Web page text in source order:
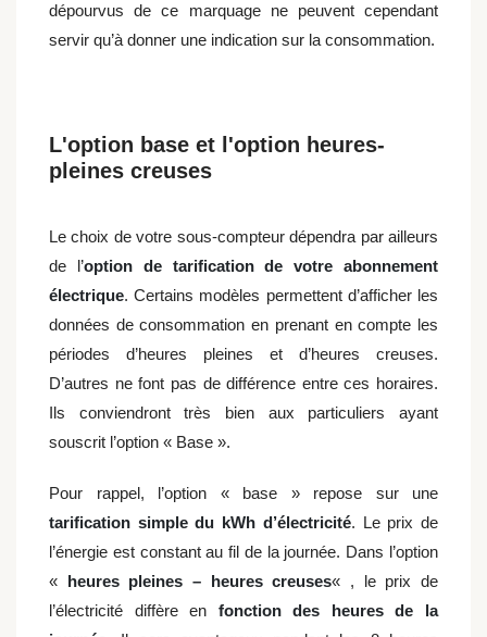
dépourvus de ce marquage ne peuvent cependant
servir qu’à donner une indication sur la consommation.
L'option base et l'option heures-
pleines creuses
Le choix de votre sous-compteur dépendra par ailleurs
de l’option de tarification de votre abonnement
électrique. Certains modèles permettent d’afficher les
données de consommation en prenant en compte les
périodes d’heures pleines et d’heures creuses.
D’autres ne font pas de différence entre ces horaires.
Ils conviendront très bien aux particuliers ayant
souscrit l’option « Base ».
Pour rappel, l’option « base » repose sur une
tarification simple du kWh d’électricité. Le prix de
l’énergie est constant au fil de la journée. Dans l’option
« heures pleines – heures creuses« , le prix de
l’électricité diffère en fonction des heures de la